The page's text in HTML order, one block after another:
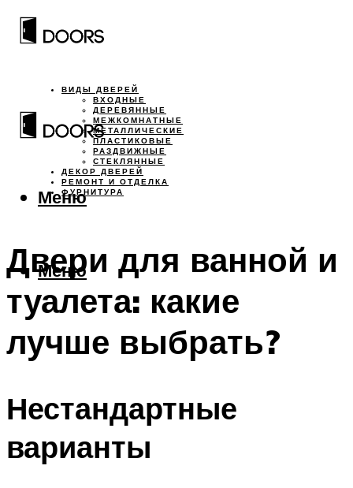
ВИДЫ ДВЕРЕЙ
ВХОДНЫЕ
ДЕРЕВЯННЫЕ
МЕЖКОМНАТНЫЕ
МЕТАЛЛИЧЕСКИЕ
ПЛАСТИКОВЫЕ
РАЗДВИЖНЫЕ
СТЕКЛЯННЫЕ
ДЕКОР ДВЕРЕЙ
РЕМОНТ И ОТДЕЛКА
ФУРНИТУРА
Меню
Меню
Двери для ванной и
туалета: какие
лучше выбрать?
Нестандартные
варианты